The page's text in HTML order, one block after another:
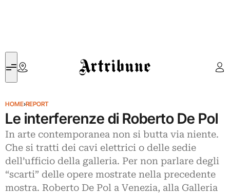
Artribune
HOME›REPORT
Le interferenze di Roberto De Pol
In arte contemporanea non si butta via niente.
Che si tratti dei cavi elettrici o delle sedie
dell’ufficio della galleria. Per non parlare degli
“scarti” delle opere mostrate nella precedente
mostra. Roberto De Pol a Venezia, alla Galleria